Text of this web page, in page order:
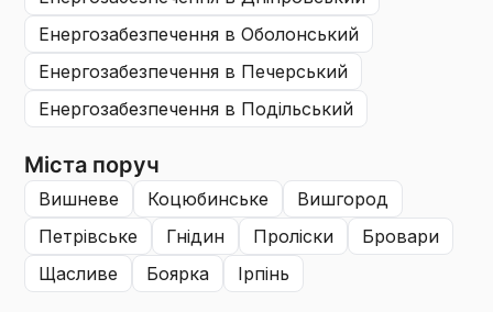
енергозабезпечення в Оболонський
енергозабезпечення в Печерський
енергозабезпечення в Подільський
Міста поруч
вишневе коцюбинське
вишгород
петрівське
гнідин проліски
бровари
щасливе
боярка ірпінь